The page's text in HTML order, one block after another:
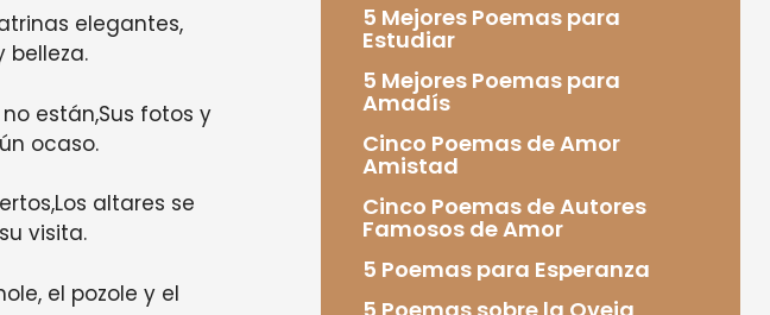
elegantes,
belleza.
están,Sus fotos y
ocaso.
altares se
visita.
el pozole y el
5 Mejores Poemas para
Estudiar
5 Mejores Poemas para
Amadís
Cinco Poemas de Amor
Amistad
Cinco Poemas de Autores
Famosos de Amor
5 Poemas para Esperanza
5 Poemas sobre la Oveja